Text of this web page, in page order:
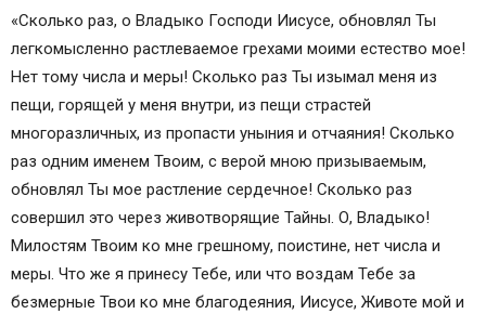
«Сколько раз, о Владыко Господи Иисусе, обновлял Ты
легкомысленно растлеваемое грехами моими естество мое!
Нет тому числа и меры! Сколько раз Ты изымал меня из
пещи, горящей у меня внутри, из пещи страстей
многоразличных, из пропасти уныния и отчаяния! Сколько
раз одним именем Твоим, с верой мною призываемым,
обновлял Ты мое растление сердечное! Сколько раз
совершил это через животворящие Тайны. О, Владыко!
Милостям Твоим ко мне грешному, поистине, нет числа и
меры. Что же я принесу Тебе, или что воздам Тебе за
безмерные Твои ко мне благодеяния, Иисусе, Животе мой и